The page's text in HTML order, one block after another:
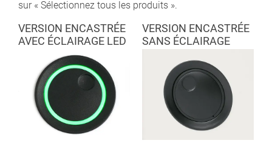
sur « Sélectionnez tous les produits ».
VERSION ENCASTRÉE
AVEC ÉCLAIRAGE LED
VERSION ENCASTRÉE
SANS ÉCLAIRAGE